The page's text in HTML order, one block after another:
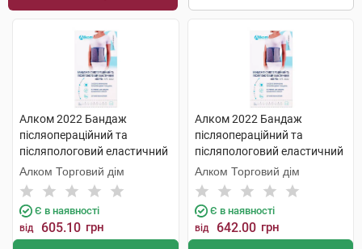
Алком 2022 Бандаж
післяопераційний та
післяпологовий еластичний
Євро розмір 5 1 шт
Алком Торговий дім
Є в наявності
від 605.10 грн
Алком 2022 Бандаж
післяопераційний та
післяпологовий еластичний
Євро розмір 5 1 шт
Алком Торговий дім
Є в наявності
від 642.00 грн